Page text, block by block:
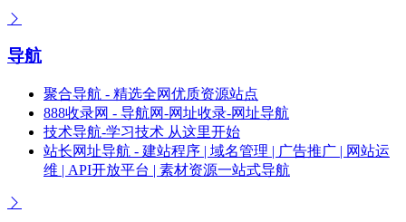
导航
聚合导航 - 精选全网优质资源站点
888收录网 - 导航网-网址收录-网址导航
技术导航-学习技术 从这里开始
站长网址导航 - 建站程序 | 域名管理 | 广告推广 | 网站运
维 | API开放平台 | 素材资源一站式导航